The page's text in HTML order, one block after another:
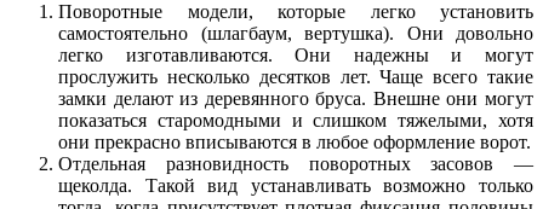
Поворотные модели, которые легко установить
самостоятельно (шлагбаум, вертушка). Они довольно
легко изготавливаются. Они надежны и могут
прослужить несколько десятков лет. Чаще всего такие
замки делают из деревянного бруса. Внешне они могут
показаться старомодными и слишком тяжелыми, хотя
они прекрасно вписываются в любое оформление ворот.
Отдельная разновидность поворотных засовов —
щеколда. Такой вид устанавливать возможно только